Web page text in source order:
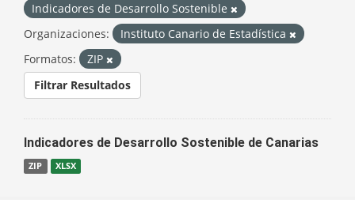
Indicadores de Desarrollo Sostenible
Organizaciones:
Instituto Canario de Estadística
Formatos:
ZIP
Filtrar Resultados
Indicadores de Desarrollo Sostenible de Canarias
ZIP XLSX